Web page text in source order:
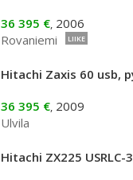
36 395 €, 2006
Rovaniemi
LIIKE
36 395 €, 2009
Ulvila
Hitachi ZX225 USRLC-3